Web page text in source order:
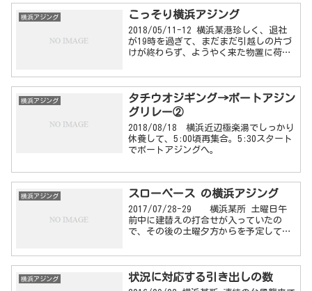
横浜アジング こっそり横浜アジング
2018/05/11-12 横浜某港珍しく、退社
が19時を過ぎて、まだまだ引越しの片づ
けが終わらず、ようやく来た物置に荷物
り、ちょっと車いじりやらなきゃだった
りで、わりと時間が無いので、全然いく
気が無かった...
横浜アジング
タチウオジギング→ボートアジン
グリレー②
2018/08/18 横浜近辺極楽湯でしっかり
休養して、5:00頃再集合。5:30スタート
でボートアジングへ。
横浜アジング スローペース の横浜アジング
2017/07/28-29 横浜某所 土曜日午
前中に建替えの打合せが入っていたの
で、その後の土曜夕方からを予定してた
ので、打合せが眠くなるのを覚悟で出
撃。 23時ごろ到着すると、先行してい
たしょ...
横浜アジング 状況に対応する引き出しの数